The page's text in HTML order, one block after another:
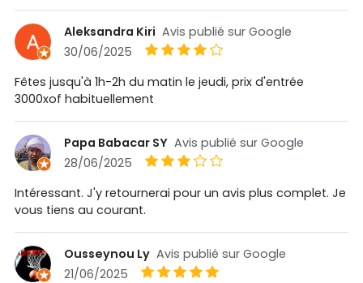
Aleksandra Kiri Avis publié sur Google
30/06/2025
Fêtes jusqu'à 1h-2h du matin le jeudi, prix d'entrée
3000xof habituellement
Papa Babacar SY Avis publié sur Google
28/06/2025
Intéressant. J'y retournerai pour un avis plus complet. Je
vous tiens au courant.
Ousseynou Ly Avis publié sur Google
21/06/2025